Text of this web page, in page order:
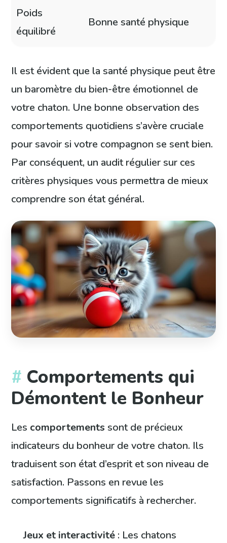
Poids
équilibré
Bonne santé physique
Il est évident que la santé physique peut être
un baromètre du bien-être émotionnel de
votre chaton. Une bonne observation des
comportements quotidiens s’avère cruciale
pour savoir si votre compagnon se sent bien.
Par conséquent, un audit régulier sur ces
critères physiques vous permettra de mieux
comprendre son état général.
Comportements qui
Démontent le Bonheur
Les comportements sont de précieux
indicateurs du bonheur de votre chaton. Ils
traduisent son état d’esprit et son niveau de
satisfaction. Passons en revue les
comportements significatifs à rechercher.
Jeux et interactivité : Les chatons